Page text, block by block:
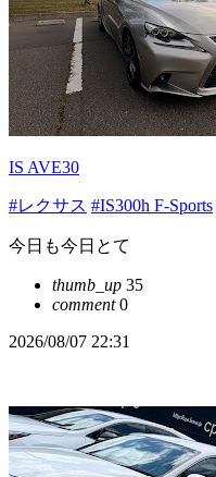
IS AVE30
#レクサス #IS300h F-Sports
今日も今日とて
thumb_up 35
comment0
2026/08/07 22:31